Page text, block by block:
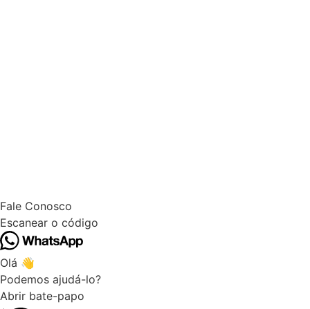
Fale Conosco
Escanear o código
Olá 👋
Podemos ajudá-lo?
Abrir bate-papo